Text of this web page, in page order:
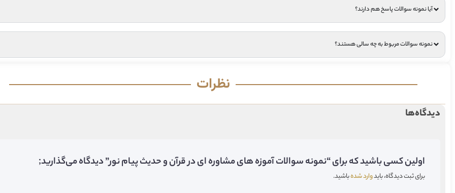
آیا نمونه سوالات پاسخ هم دارند؟
نمونه سوالات مربوط به چه سالی هستند؟
نظرات
دیدگاه‌ها
اولین کسی باشید که برای “نمونه سوالات آموزه های مشاوره ای در قرآن و حدیث پیام نور” دیدگاه می‌گذارید;
برای ثبت دیدگاه، بایدوارد شدهباشید.